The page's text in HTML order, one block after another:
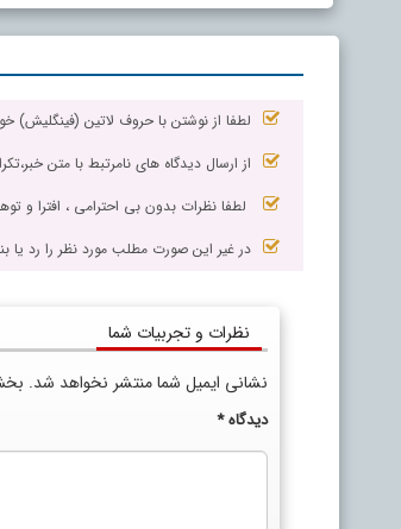
لطفا از نوشتن با حروف لاتین (فینگلیش)
از ارسال دیدگاه های نامرتبط با متن
لطفا نظرات بدون بی احترامی ، افترا و
در غیر این صورت مطلب مورد نظر را رد یا
نظرات و تجربیات شما
نشانی ایمیل شما منتشر نخواهد شد.
دیدگاه*